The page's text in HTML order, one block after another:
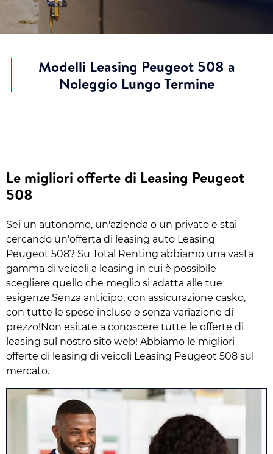
Modelli Leasing Peugeot 508 a
Noleggio Lungo Termine
Le migliori offerte di Leasing Peugeot
508
Sei un autonomo, un'azienda o un privato e stai
cercando un'offerta di leasing auto Leasing
Peugeot 508? Su Total Renting abbiamo una vasta
gamma di veicoli a leasing in cui è possibile
scegliere quello che meglio si adatta alle tue
esigenze.Senza anticipo, con assicurazione casko,
con tutte le spese incluse e senza variazione di
prezzo!Non esitate a conoscere tutte le offerte di
leasing sul nostro sito web! Abbiamo le migliori
offerte di leasing di veicoli Leasing Peugeot 508 sul
mercato.